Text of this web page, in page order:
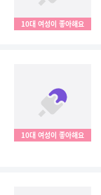
10대 여성이 좋아해요
10대 여성이 좋아해요